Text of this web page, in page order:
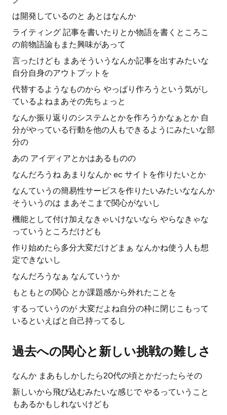
は開発しているのと あとはなんか
ライティング 記事を書いたりとか物語を書くところこ
の前物語論もまた興味があって
言ったけども まあそういうなんか記事を出すみたいな
自分自身のアウトプットを
代替するようなものから やっぱり作ろうという気がし
ているよねまあその先ちょっと
なんか振り返りのシステムとかを作ろうかなぁとか 自
分がやっている行動を他の人もできるようにみたいな部
分の
あの アイディアとかはあるものの
なんだろうね あまりなんか ec サイトを作りたいとか
なんていうの簡易性サービスを作りたいみたいななんか
そういうのは まあそこまで関心がないし
機能として付け加えなきゃいけないなら やらなきゃな
っていうところだけども
作り始めたら多分大変だけどまぁ なんかね使う人も想
定できないし
なんだろうなぁ なんていうか
もともとの関心 とか課題感から外れたことを
するっていうのが 大変だよね自分の枠に閉じこもって
いるといえばと自己持ってるし
過去への関心と新しい挑戦の難しさ
なんか まあもしかしたら20代の頃とかだったらその
新しいから飛び込むみたいな感じで やるっていうこと
もあるかもしれないけども